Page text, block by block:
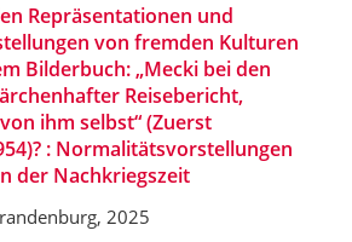
Repräsentationen und
von fremden Kulturen
Bilderbuch: „Mecki bei den
Reisebericht,
ihm selbst“ (Zuerst
: Normalitätsvorstellungen
der Nachkriegszeit
2025